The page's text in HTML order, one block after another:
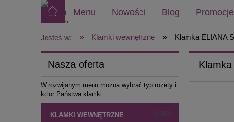
Menu Nowości Blog Promocje
Jesteś w: » Klamki wewnętrzne » Klamka ELIANA
Nasza oferta
W rozwijanym menu można wybrać typ rozety i
kolor Państwa klamki
KLAMKI WEWNĘTRZNE (1855)